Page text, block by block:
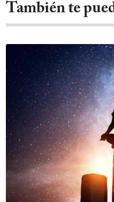
También te